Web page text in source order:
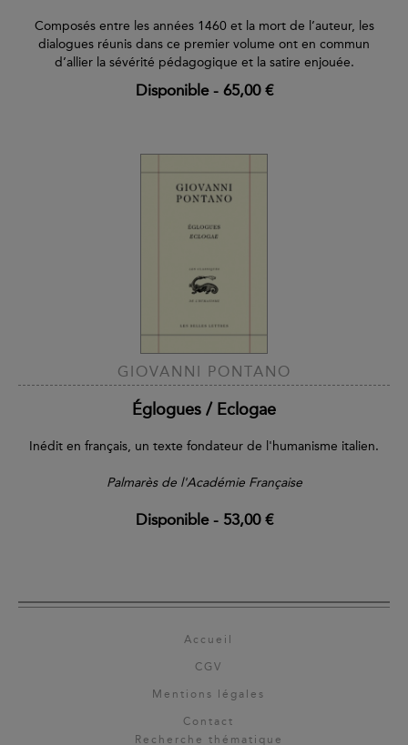
Composés entre les années 1460 et la mort de l’auteur, les
dialogues réunis dans ce premier volume ont en commun
d’allier la sévérité pédagogique et la satire enjouée.
Disponible- 65,00 €
GIOVANNI PONTANO
Églogues / Eclogae
Inédit en français, un texte fondateur de l'humanisme italien.
Palmarès de l'Académie Française
Disponible- 53,00 €
Accueil
CGV
Mentions légales
Contact
Recherche thématique